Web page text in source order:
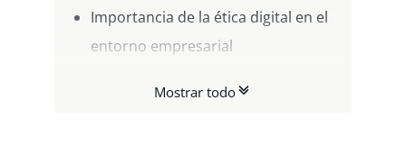
Importancia de la ética digital en el
entorno empresarial
¿Cómo implementar un plan de
Mostrar todo